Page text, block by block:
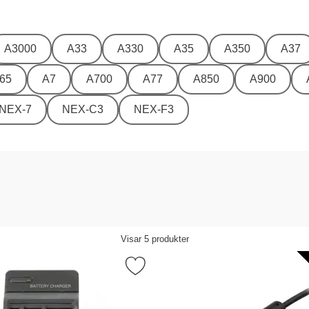
A3000 A33 A330 A35 A350 A37
A7 A700 A77 A850 A900
NEX-7 NEX-C3 NEX-F3
Visar 5produkter
batteriladdare 12V/230V för Sony NP-FW50 som favorit
Markera hDMI-kabel